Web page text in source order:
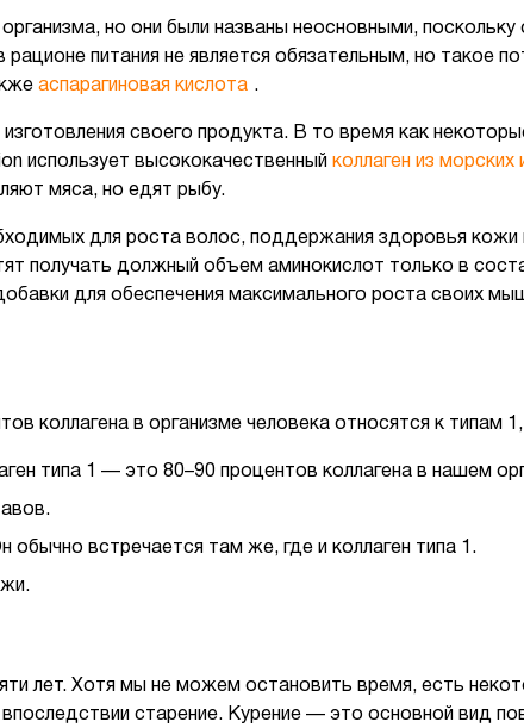
но они были названы неосновными, поскольку
питания не является обязательным, но такое
аспарагиновая кислота .
своего продукта. В то время как
использует высококачественный коллаген из морских
мяса, но едят рыбу.
для роста волос, поддержания здоровья кожи
получать должный объем аминокислот только в
для обеспечения максимального роста своих
коллагена в организме человека относятся к типам
типа 1 — это 80–90 процентов коллагена в нашем
обычно встречается там же, где и коллаген типа 1.
лет. Хотя мы не можем остановить время, есть
старение. Курение — это основной вид